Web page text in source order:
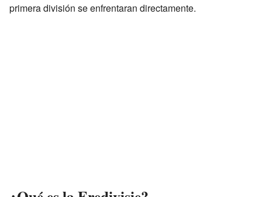
primera división se enfrentaran directamente.